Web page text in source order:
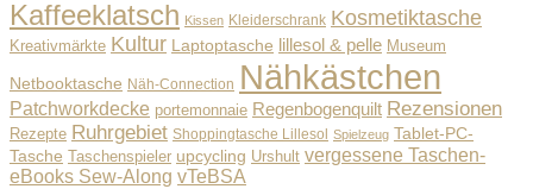
Kaffeeklatsch Kissen Kleiderschrank Kosmetiktasche
Kreativmärkte Kultur Laptoptasche lillesol & pelle Museum
Netbooktasche Näh-Connection Nähkästchen
Patchworkdecke portemonnaie Regenbogenquilt Rezensionen
Rezepte Ruhrgebiet Shoppingtasche Lillesol Spielzeug Tablet-PC-
Tasche Taschenspieler upcycling Urshult vergessene Taschen-
eBooks Sew-Along vTeBSA